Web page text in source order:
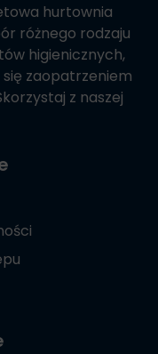
hurtownia
różnego rodzaju
higienicznych,
zaopatrzeniem
z naszej